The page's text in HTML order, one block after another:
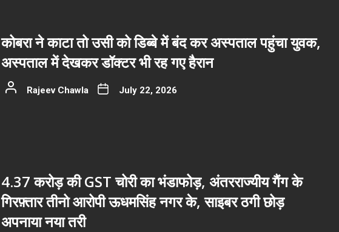
कोबरा ने काटा तो उसी को डिब्बे में बंद कर अस्पताल पहुंचा युवक,
अस्पताल में देखकर डॉक्टर भी रह गए हैरान
Rajeev Chawla July 22, 2026
4.37 करोड़ की GST चोरी का भंडाफोड़, अंतरराज्यीय गैंग के
गिरफ़्तार तीनो आरोपी ऊधमसिंह नगर के, साइबर ठगी छोड़
अपनाया नया तरी